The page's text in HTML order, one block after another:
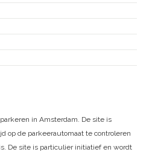
in Amsterdam. De site is
op de parkeerautomaat te controleren
De site is particulier initiatief en wordt